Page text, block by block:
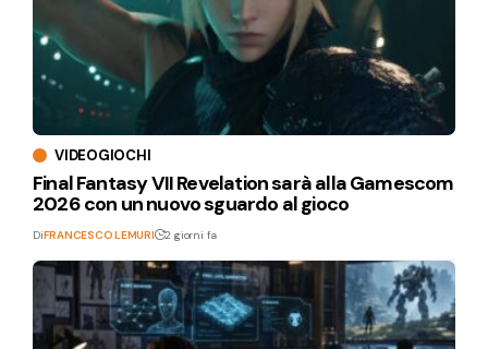
VIDEOGIOCHI
Final Fantasy VII Revelation sarà alla Gamescom
2026 con un nuovo sguardo al gioco
DiFRANCESCO LEMURI 2 giorni fa